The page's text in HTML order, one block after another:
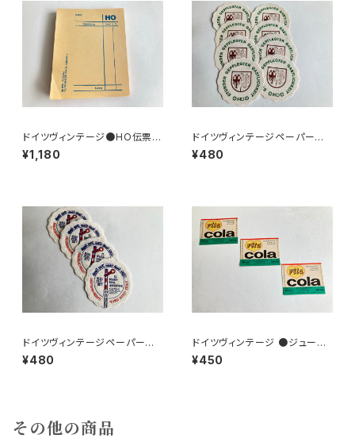
ドイツヴィンテージ●HO伝票9
0枚
¥1,180
ドイツヴィンテージペーパーコ
ースター8枚組●HO
¥480
ドイツヴィンテージペーパーコ
ースター鉄道4枚組
¥480
ドイツヴィンテージ ●ジュース
ラベル3枚組●vitacolaビタコ
ーラ
¥450
その他の商品